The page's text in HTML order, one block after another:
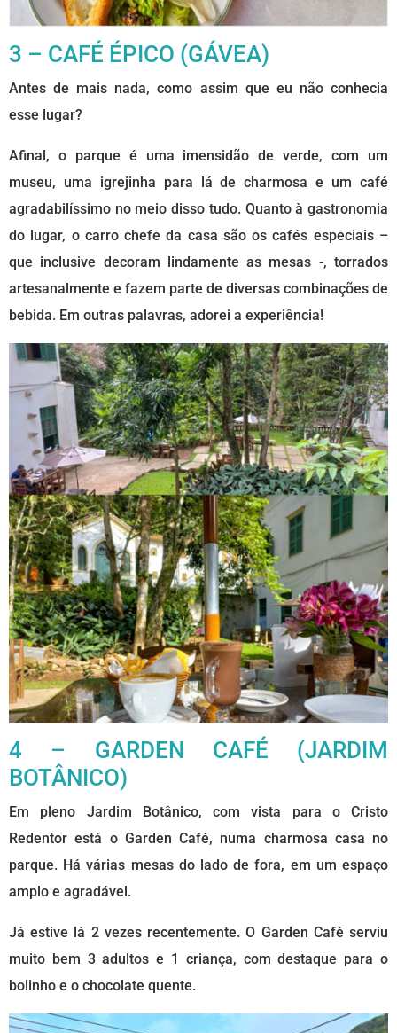
3 – CAFÉ ÉPICO (GÁVEA)
Antes de mais nada, como assim que eu não conhecia
esse lugar?
Afinal, o parque é uma imensidão de verde, com um
museu, uma igrejinha para lá de charmosa e um café
agradabilíssimo no meio disso tudo. Quanto à gastronomia
do lugar, o carro chefe da casa são os cafés especiais –
que inclusive decoram lindamente as mesas -, torrados
artesanalmente e fazem parte de diversas combinações de
bebida. Em outras palavras, adorei a experiência!
4 – GARDEN CAFÉ (JARDIM
BOTÂNICO)
Em pleno Jardim Botânico, com vista para o Cristo
Redentor está o Garden Café, numa charmosa casa no
parque. Há várias mesas do lado de fora, em um espaço
amplo e agradável.
Já estive lá 2 vezes recentemente. O Garden Café serviu
muito bem 3 adultos e 1 criança, com destaque para o
bolinho e o chocolate quente.